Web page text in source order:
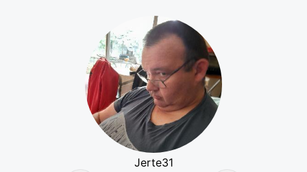
Jerte31